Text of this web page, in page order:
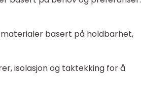
basert på holdbarhet,
isolasjon og taktekking for å